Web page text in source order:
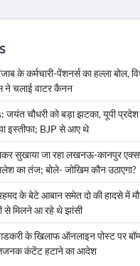
के कर्मचारी-पेंशनर्स का हल्ला बोल,
ने चलाई वाटर कैनन
चौधरी को बड़ा झटका, यूपी प्रदेश
इस्तीफा; BJP से आए थे
सुखाया जा रहा लखनऊ-कानपुर
का तंज; बोले- जोखिम कौन उठाएगा?
के बेटे आबान समेत दो की हादसे में
से मिलने आ रहे थे झांसी
के खिलाफ ऑनलाइन पोस्ट पर
कंटेंट हटाने का आदेश